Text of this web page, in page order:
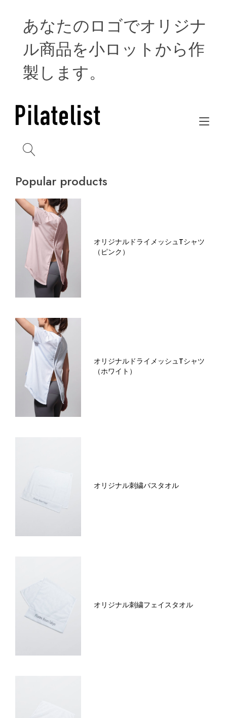
あなたのロゴでオリジナ
ル商品を小ロットから作
製します。
Popular products
オリジナルドライメッシュTシャツ
（ピンク）
オリジナルドライメッシュTシャツ
（ホワイト）
オリジナル刺繍バスタオル
オリジナル刺繍フェイスタオル